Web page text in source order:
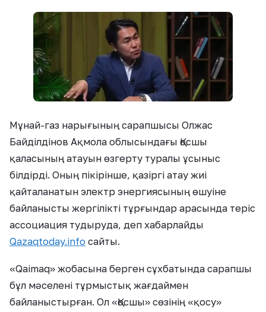
Мұнай-газ нарығының сарапшысы Олжас
Байділдінов Ақмола облысындағы Қосшы
қаласының атауын өзгерту туралы ұсыныс
білдірді. Оның пікірінше, қазіргі атау жиі
қайталанатын электр энергиясының өшуіне
байланысты жергілікті тұрғындар арасында теріс
ассоциация тудыруда, деп хабарлайды
Qazaqtoday.info сайты.
«Qaimaq» жобасына берген сұхбатында сарапшы
бұл мәселені тұрмыстық жағдаймен
байланыстырған. Ол «Қосшы» сөзінің «қосу»